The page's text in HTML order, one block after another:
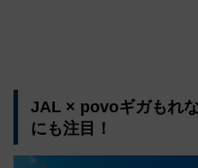
JAL × povoギガもれ
にも注目！